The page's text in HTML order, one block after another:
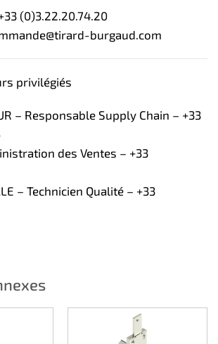
(0)3.22.20.74.20
burgaud.com
privilégiés
– Responsable Supply Chain – +33
des Ventes – +33
– Technicien Qualité – +33